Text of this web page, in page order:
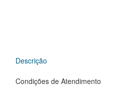
Descrição
Condições de Atendimento